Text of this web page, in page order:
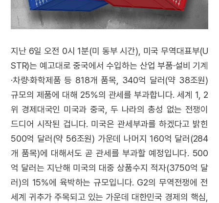
지난 6일 오전 0시 1분(미 동부 시간), 미국 무역대표부(U
STR)는 예고대로 중국에서 수입하는 산업 부품·설비 기계
·차량·화학제품 등 818개 품목, 340억 달러(약 38조원)
규모의 제품에 대해 25%의 관세를 부과합니다. 세계 1, 2
위 경제대국인 미국과 중국, 두 나라의 총성 없는 전쟁이
드디어 시작된 겁니다. 미국은 관세부과를 하겠다고 밝힌
500억 달러(약 56조원) 가운데 나머지 160억 달러(284
개 품목)에 대해서도 곧 관세를 부과할 예정입니다. 500
억 달러는 지난해 미국의 대중 상품수지 적자(3750억 달
러)의 15%에 육박하는 규모입니다. G2의 무역전쟁에 전
세계 귀추가 주목되고 있는 가운데 대한민국 경제의 핵심,